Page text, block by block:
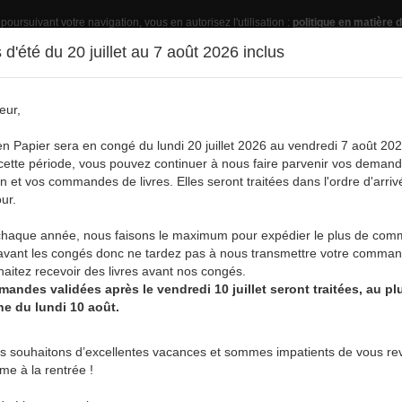
votre navigation, vous en autorisez l'utilisation : politique en matière
d'été du 20 juillet au 7 août 2026 inclus
Papier sera en congé du lundi 20 juillet 2026 au vendredi 7 août
période, vous pouvez continuer à nous faire parvenir vos
et vos commandes de livres. Elles seront traitées dans l'ordre
année, nous faisons le maximum pour expédier le plus de
les congés donc ne tardez pas à nous transmettre votre
recevoir des livres avant nos congés.
validées après le vendredi 10 juillet seront traitées, au
du lundi 10 août.
souhaitons d’excellentes vacances et sommes impatients de vous
à la rentrée !
DE LA FEMME LUNAIRE DE FÉVRIER DE
DE LA FEMME LUNAIRE DE FÉVRIER